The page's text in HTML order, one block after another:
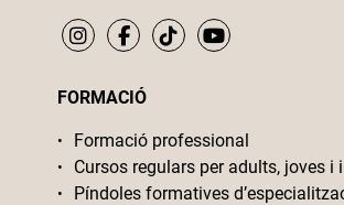
FORMACIÓ
Formació professional
Cursos regulars per adults, joves i
Píndoles formatives